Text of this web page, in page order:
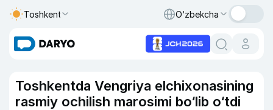
Toshkent O‘zbekcha
Toshkentda Vengriya elchixonasining
rasmiy ochilish marosimi bo‘lib o‘tdi